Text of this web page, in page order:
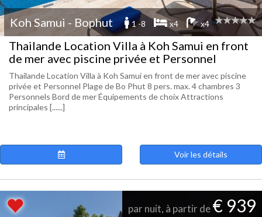
Koh Samui - Bophut 1 -8 x4 x4
Thailande Location Villa à Koh Samui en front
de mer avec piscine privée et Personnel
Thailande Location Villa à Koh Samui en front de mer avec piscine
privée et Personnel Plage de Bo Phut 8 pers. max. 4 chambres 3
Personnels Bord de mer Équipements de choix Attractions
principales [......]
Voir les détails
par nuit, à partir de€ 939